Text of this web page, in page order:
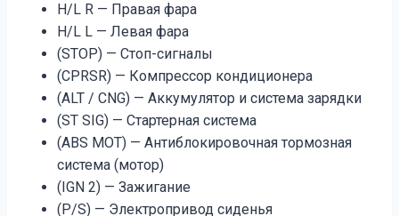
H/L R — Правая фара
H/L L — Левая фара
(STOP) — Стоп-сигналы
(CPRSR) — Компрессор кондиционера
(ALT / CNG) — Аккумулятор и система зарядки
(ST SIG) — Стартерная система
(ABS MOT) — Антиблокировочная тормозная
система (мотор)
(IGN 2) — Зажигание
(P/S) — Электропривод сиденья